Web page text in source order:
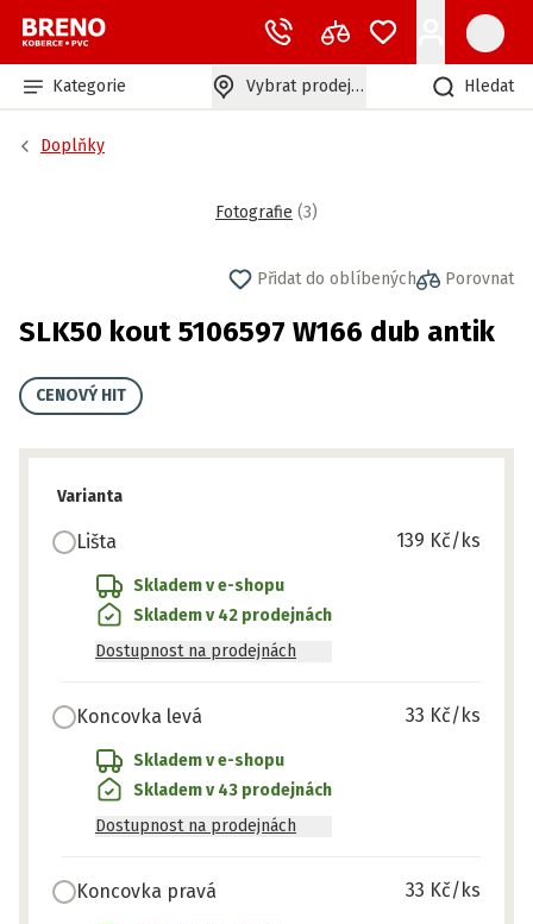
Kategorie Vybrat prodejnu Hledat
Doplňky
Fotografie (3)
Přidat do oblíbených Porovnat
SLK50 kout 5106597 W166 dub antik
CENOVÝ HIT
Varianta
Lišta 139 Kč/ks
Skladem v e-shopu
Skladem v 42 prodejnách
Dostupnost na prodejnách
Koncovka levá 33 Kč/ks
Skladem v e-shopu
Skladem v 43 prodejnách
Dostupnost na prodejnách
Koncovka pravá 33 Kč/ks